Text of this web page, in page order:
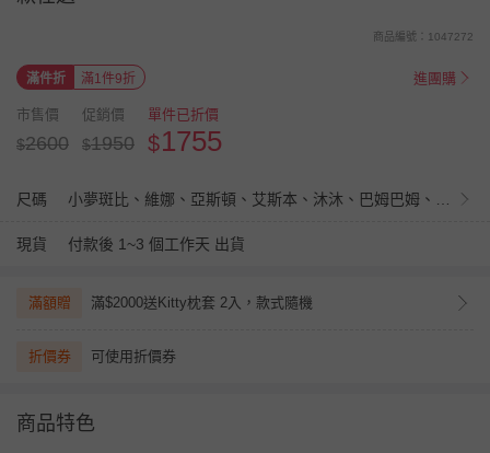
商品編號：1047272
滿件折 滿1件9折 進團購
市售價
$2600
促銷價
$1950
單件已折價
$1755
尺碼
現貨 付款後 1~3 個工作天 出貨
滿額贈 滿$2000送Kitty枕套 2入，款式隨機
折價券 可使用折價券
商品特色